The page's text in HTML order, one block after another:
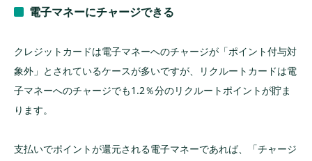
電子マネーにチャージできる
クレジットカードは電子マネーへのチャージが「ポイント付与対
象外」とされているケースが多いですが、リクルートカードは電
子マネーへのチャージでも1.2％分のリクルートポイントが貯ま
ります。
支払いでポイントが還元される電子マネーであれば、「チャージ